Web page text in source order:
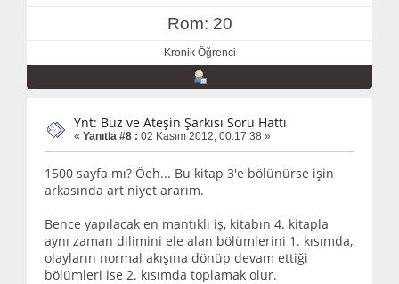
Rom: 20
Kronik Öğrenci
Ynt: Buz ve Ateşin Şarkısı Soru Hattı
« Yanıtla #8 : 02 Kasım 2012, 00:17:38 »
1500 sayfa mı? Öeh... Bu kitap 3'e bölünürse işin
arkasında art niyet ararım.
Bence yapılacak en mantıklı iş, kitabın 4. kitapla
aynı zaman dilimini ele alan bölümlerini 1. kısımda,
olayların normal akışına dönüp devam ettiği
bölümleri ise 2. kısımda toplamak olur.